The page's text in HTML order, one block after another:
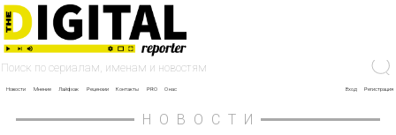
Новости Мнение Лайфхак Рецензии Контакты PRO О нас Вход Регистрация
НОВОСТИ